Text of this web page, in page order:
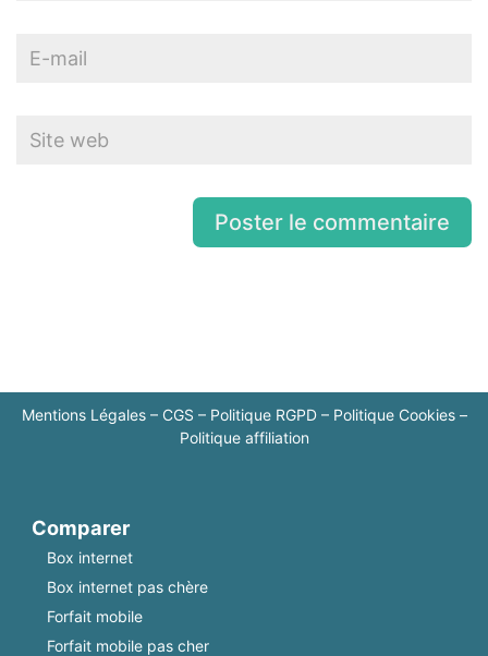
Mentions Légales– CGS – Politique RGPD– Politique Cookies–
Politique affiliation
Comparer
Box internet
Box internet pas chère
Forfait mobile
Forfait mobile pas cher